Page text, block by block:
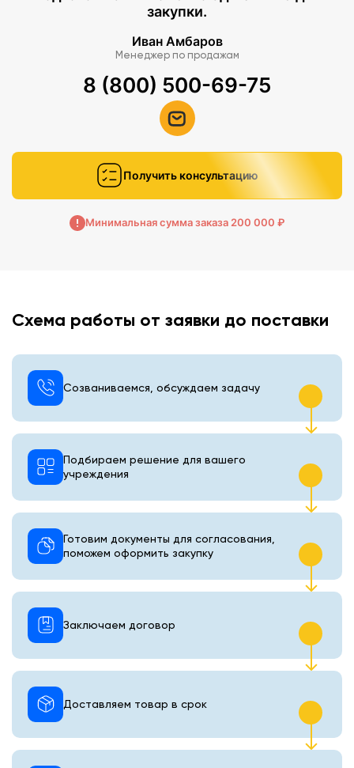
закупки.
Иван Амбаров
Менеджер по продажам
8 (800) 500-69-75
Получить консультацию
Минимальная сумма заказа 200 000 ₽
Схема работы от заявки до поставки
Созваниваемся, обсуждаем задачу
Подбираем решение для вашего
учреждения
Готовим документы для согласования,
поможем оформить закупку
Доставляем товар в срок
Заключаем договор